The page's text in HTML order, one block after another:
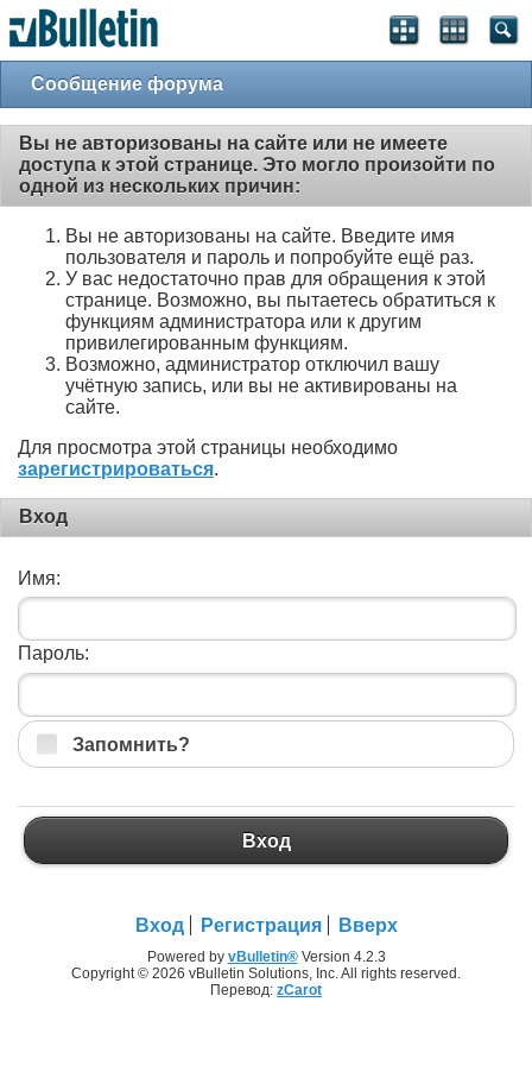
Сообщение форума
Вы не авторизованы на сайте или не имеете
доступа к этой странице. Это могло произойти по
одной из нескольких причин:
Вы не авторизованы на сайте. Введите имя
пользователя и пароль и попробуйте ещё раз.
У вас недостаточно прав для обращения к этой
странице. Возможно, вы пытаетесь обратиться к
функциям администратора или к другим
привилегированным функциям.
Возможно, администратор отключил вашу
учётную запись, или вы не активированы на
сайте.
Для просмотра этой страницы необходимо
зарегистрироваться.
Вход
Имя:
Пароль:
Запомнить?
Вход
Вход Регистрация Вверх
Powered by vBulletin®Version 4.2.3
Copyright © 2026 vBulletin Solutions, Inc. All rights reserved.
Перевод: zCarot